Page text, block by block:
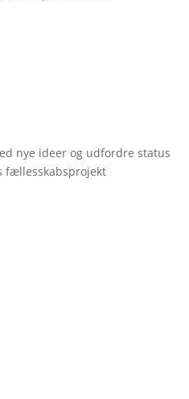
nye ideer og udfordre status
fællesskabsprojekt